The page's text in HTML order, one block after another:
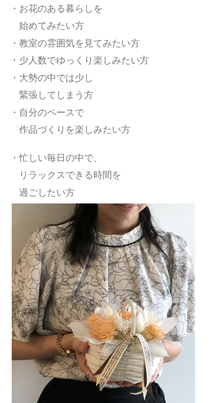
・お花のある暮らしを
始めてみたい方
・教室の雰囲気を見てみたい方
・少人数でゆっくり 楽しみたい方
・大勢の中では少し
緊張してしまう方
・自分のペースで
作品づくりを楽しみたい方
・忙しい毎日の中で、
リラックスできる時間を
過ごしたい方